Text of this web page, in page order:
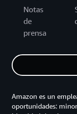
Notas
de
prensa
Amazon es un
oportunidades: